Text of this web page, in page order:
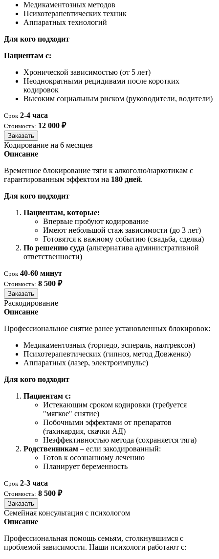
Медикаментозных методов
Психотерапевтических техник
Аппаратных технологий
Для кого подходит
Пациентам с:
Хронической зависимостью (от 5 лет)
Неоднократными рецидивами после коротких
кодировок
Высоким социальным риском (руководители, водители)
Срок 2-4 часа
Стоимость: 12 000 ₽
Заказать
Кодирование на 6 месяцев
Описание
Временное блокирование тяги к алкоголю/наркотикам с
гарантированным эффектом на 180 дней.
Для кого подходит
Пациентам, которые:
Впервые пробуют кодирование
Имеют небольшой стаж зависимости (до 3 лет)
Готовятся к важному событию (свадьба, сделка)
По решению суда (альтернатива административной
ответственности)
Срок 40-60 минут
Стоимость: 8 500 ₽
Заказать
Раскодирование
Описание
Профессиональное снятие ранее установленных блокировок:
Медикаментозных (торпедо, эспераль, налтрексон)
Психотерапевтических (гипноз, метод Довженко)
Аппаратных (лазер, электроимпульс)
Для кого подходит
Пациентам с:
Истекающим сроком кодировки (требуется
"мягкое" снятие)
Побочными эффектами от препаратов
(тахикардия, скачки АД)
Неэффективностью метода (сохраняется тяга)
Родственникам – если закодированный:
Готов к осознанному лечению
Планирует беременность
Срок 2-3 часа
Стоимость: 8 500 ₽
Заказать
Семейная консультация с психологом
Описание
Профессиональная помощь семьям, столкнувшимся с
проблемой зависимости. Наши психологи работают с: